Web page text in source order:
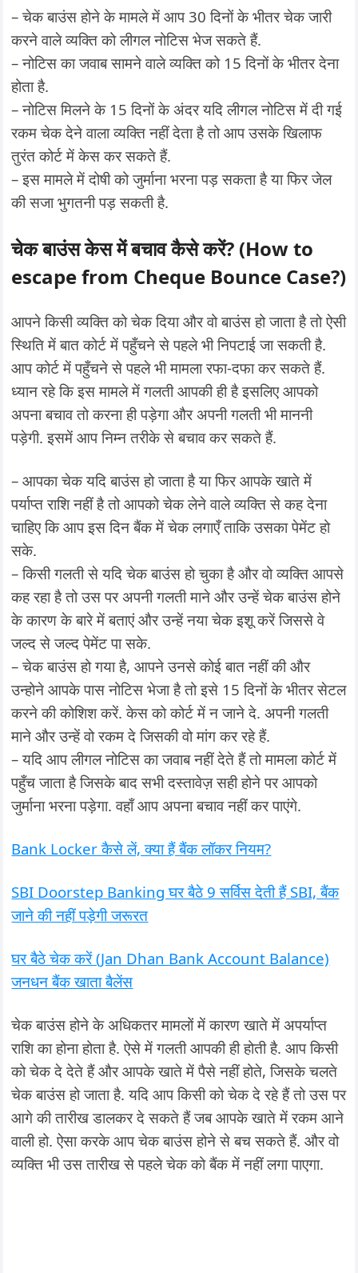
– चेक बाउंस होने के मामले में आप 30 दिनों के भीतर चेक जारी
करने वाले व्यक्ति को लीगल नोटिस भेज सकते हैं.
– नोटिस का जवाब सामने वाले व्यक्ति को 15 दिनों के भीतर देना
होता है.
– नोटिस मिलने के 15 दिनों के अंदर यदि लीगल नोटिस में दी गई
रकम चेक देने वाला व्यक्ति नहीं देता है तो आप उसके खिलाफ
तुरंत कोर्ट में केस कर सकते हैं.
– इस मामले में दोषी को जुर्माना भरना पड़ सकता है या फिर जेल
की सजा भुगतनी पड़ सकती है.
चेक बाउंस केस में बचाव कैसे करें? (How to
escape from Cheque Bounce Case?)
आपने किसी व्यक्ति को चेक दिया और वो बाउंस हो जाता है तो ऐसी
स्थिति में बात कोर्ट में पहुँचने से पहले भी निपटाई जा सकती है.
आप कोर्ट में पहुँचने से पहले भी मामला रफा-दफा कर सकते हैं.
ध्यान रहे कि इस मामले में गलती आपकी ही है इसलिए आपको
अपना बचाव तो करना ही पड़ेगा और अपनी गलती भी माननी
पड़ेगी. इसमें आप निम्न तरीके से बचाव कर सकते हैं.
– आपका चेक यदि बाउंस हो जाता है या फिर आपके खाते में
पर्याप्त राशि नहीं है तो आपको चेक लेने वाले व्यक्ति से कह देना
चाहिए कि आप इस दिन बैंक में चेक लगाएँ ताकि उसका पेमेंट हो
सके.
– किसी गलती से यदि चेक बाउंस हो चुका है और वो व्यक्ति आपसे
कह रहा है तो उस पर अपनी गलती माने और उन्हें चेक बाउंस होने
के कारण के बारे में बताएं और उन्हें नया चेक इशू करें जिससे वे
जल्द से जल्द पेमेंट पा सके.
– चेक बाउंस हो गया है, आपने उनसे कोई बात नहीं की और
उन्होने आपके पास नोटिस भेजा है तो इसे 15 दिनों के भीतर सेटल
करने की कोशिश करें. केस को कोर्ट में न जाने दे. अपनी गलती
माने और उन्हें वो रकम दे जिसकी वो मांग कर रहे हैं.
– यदि आप लीगल नोटिस का जवाब नहीं देते हैं तो मामला कोर्ट में
पहुँच जाता है जिसके बाद सभी दस्तावेज़ सही होने पर आपको
जुर्माना भरना पड़ेगा. वहाँ आप अपना बचाव नहीं कर पाएंगे.
Bank Locker कैसे लें, क्या हैं बैंक लॉकर नियम?
SBI Doorstep Banking घर बैठे 9 सर्विस देती हैं SBI, बैंक
जाने की नहीं पड़ेगी जरूरत
घर बैठे चेक करें (Jan Dhan Bank Account Balance)
जनधन बैंक खाता बैलेंस
चेक बाउंस होने के अधिकतर मामलों में कारण खाते में अपर्याप्त
राशि का होना होता है. ऐसे में गलती आपकी ही होती है. आप किसी
को चेक दे देते हैं और आपके खाते में पैसे नहीं होते, जिसके चलते
चेक बाउंस हो जाता है. यदि आप किसी को चेक दे रहे हैं तो उस पर
आगे की तारीख डालकर दे सकते हैं जब आपके खाते में रकम आने
वाली हो. ऐसा करके आप चेक बाउंस होने से बच सकते हैं. और वो
व्यक्ति भी उस तारीख से पहले चेक को बैंक में नहीं लगा पाएगा.